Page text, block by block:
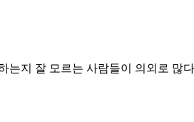
지 잘 모르는 사람들이 의외로 많